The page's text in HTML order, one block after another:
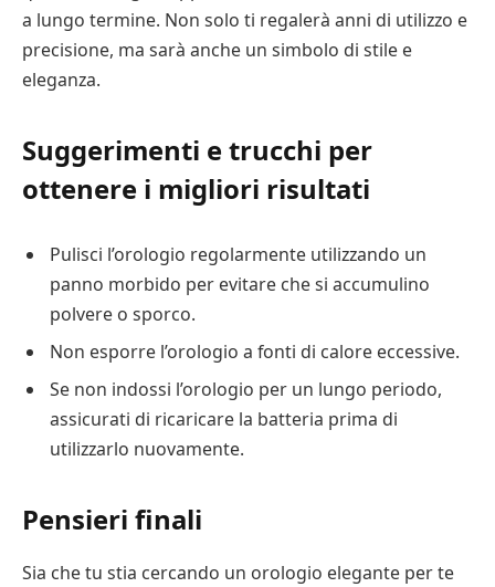
a lungo termine. Non solo ti regalerà anni di utilizzo e
precisione, ma sarà anche un simbolo di stile e
eleganza.
Suggerimenti e trucchi per
ottenere i migliori risultati
Pulisci l’orologio regolarmente utilizzando un
panno morbido per evitare che si accumulino
polvere o sporco.
Non esporre l’orologio a fonti di calore eccessive.
Se non indossi l’orologio per un lungo periodo,
assicurati di ricaricare la batteria prima di
utilizzarlo nuovamente.
Pensieri finali
Sia che tu stia cercando un orologio elegante per te